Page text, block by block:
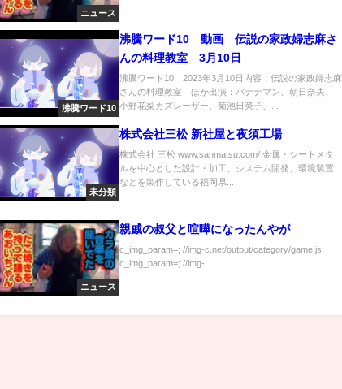
ニュース
沸騰ワード10
沸騰ワード10 動画 伝説の家政婦志麻さ
んの料理教室 3月10日
沸騰ワード10 2023年3月10日内容：伝説の家政婦志麻
さんの料理教室 ほか出演：バナナマン、朝日奈央、
小野花梨カズレーザー、菊池日菜子、...
未分類
株式会社三松 新社屋と夜須工場
株式会社 三松 www.sanmatsu.com/ 金属・シートメタ
ルを中心とした設計・加工、システム開発、環境装置
などを製作している福岡県...
ニュース
親戚の叔父と喧嘩になったんやが
c_img_param=; //img-c.net/output/category/game.js
c_img_param=; //img-...